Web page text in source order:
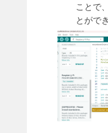
ことで
とがで